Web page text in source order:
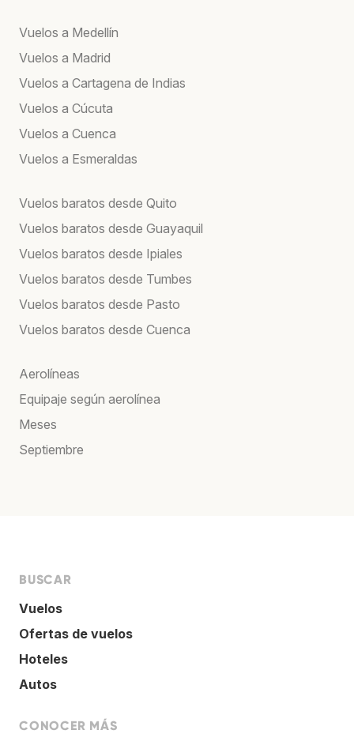
Vuelos a Medellín
Vuelos a Madrid
Vuelos a Cartagena de Indias
Vuelos a Cúcuta
Vuelos a Cuenca
Vuelos a Esmeraldas
Vuelos baratos desde Quito
Vuelos baratos desde Guayaquil
Vuelos baratos desde Ipiales
Vuelos baratos desde Tumbes
Vuelos baratos desde Pasto
Vuelos baratos desde Cuenca
Aerolíneas
Equipaje según aerolínea
Meses
Septiembre
BUSCAR
Vuelos
Ofertas de vuelos
Hoteles
Autos
CONOCER MÁS